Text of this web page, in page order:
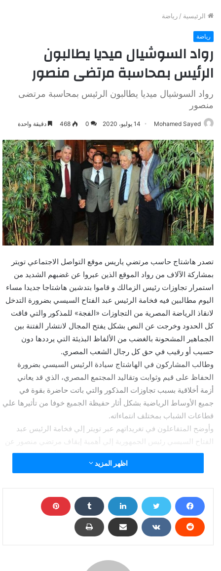
الرئيسية / رياضة
رياضة
رواد السوشيال ميديا يطالبون
الرئيس بمحاسبة مرتضى منصور
رواد السوشيال ميديا يطالبون الرئيس بمحاسبة مرتضى
منصور
Mohamed Sayed 14 يوليو، 2020 0
468 دقيقة واحدة
تصدر هاشتاج حاسب مرتضي ياريس موقع التواصل الاجتماعي تويتر
بمشاركة الآلاف من رواد الموقع الذين عبروا عن غضبهم الشديد من
استمرار تجاوزات رئيس الزمالك و قاموا بتدشين هاشتاجا جديدا مساء
اليوم مطالبين فيه فخامة الرئيس عبد الفتاح السيسي بضرورة التدخل
لانقاذ الرياضة المصرية من التجاوزات «الفجة» للمذكور والتي فاقت
كل الحدود وخرجت عن النص بشكل يفتح المجال لانتشار الفتنة بين
الجماهير المشحونة بالغضب من الألفاظ البذيئة التي يرددها دون
حسيب أو رقيب في حق كل رجال الشعب المصري.
وطالب المشاركون في الهاشتاج سيادة الرئيس السيسي بضرورة
الحفاظ على قيم وثوابت وتقاليد المجتمع المصري، الذي قد يعاني
أزمة أخلاقية بسبب تجاوزات المذكور والتي باتت حاضرة بقوة في
جميع الأوساط الرياضية بشكل أثار حفيظة الجميع خوفا من تأثيرها علي
قطاعات الشباب بمختلف انتماءاته.
وأوضح المتفاعلون في تغريداتهم عبر تويتر إلي فخامة الرئيس عبد
الفتاح السيسي رئيس الجمهورية إلي أهمية إيقاف مرتضي منصور عن
تجاوزاته التي تسببت في اشعال الفتنة بين جماهير الأهلي والزمالك
بسبب تصريحاته التي اطلقها طوال الفترة الماضية وتسببت في نار
رواد السوشيال ميديا يطالبون الرئيس بمحاسبة مرتضى
منصور
اظهر المزيد